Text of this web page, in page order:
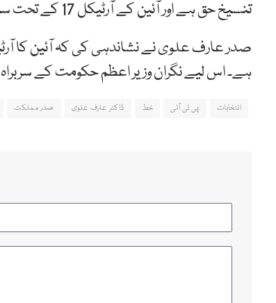
تنسیخ حق ہے اور آئین کے آرٹیکل 17 کے تحت سیاسی جماعت کی رکنیت یا تنظیم سازی کرنا ہر شہری کا حق ہے۔
ہے۔ اس لیے نگران وزیر اعظم حکومت کے
انتخابات پی ٹی آئی خط ڈاکٹر عارف علوی صدر مملکت